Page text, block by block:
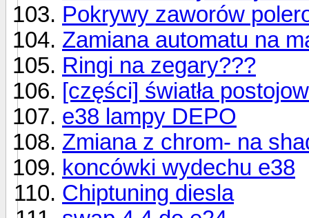
Pokrywy zaworów
Zamiana automatu na
Ringi na zegary???
[części] światła
e38 lampy DEPO
Zmiana z chrom- na
koncówki wydechu e38
Chiptuning diesla